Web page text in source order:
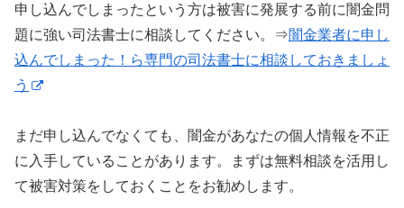
申し込んでしまったという方は被害に発展する前に闇金問
題に強い司法書士に相談してください。⇒闇金業者に申し
込んでしまった！ら専門の司法書士に相談しておきましょ
う
まだ申し込んでなくても、闇金があなたの個人情報を不正
に入手していることがあります。まずは無料相談を活用し
て被害対策をしておくことをお勧めします。